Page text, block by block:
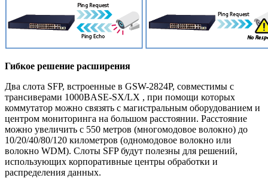
Гибкое решение расширения
Два слота SFP, встроенные в GSW-2824P, совместимы с
трансиверами 1000BASE-SX/LX , при помощи которых
коммутатор можно связять с магистральным оборудованием и
центром мониторинга на большом расстоянии. Расстояние
можно увеличить с 550 метров (многомодовое волокно) до
10/20/40/80/120 километров (одномодовое волокно или
волокно WDM). Слоты SFP будут полезны для решений,
использующих корпоративные центры обработки и
распределения данных.